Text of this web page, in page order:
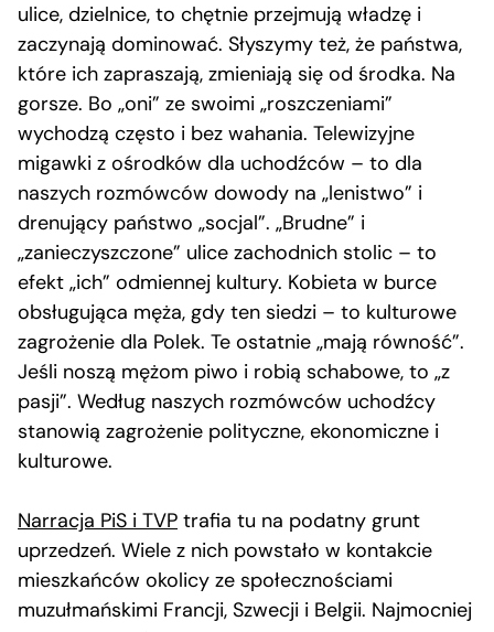
ulice, dzielnice, to chętnie przejmują władzę i
zaczynają dominować. Słyszymy też, że państwa,
które ich zapraszają, zmieniają się od środka. Na
gorsze. Bo „oni” ze swoimi „roszczeniami”
wychodzą często i bez wahania. Telewizyjne
migawki z ośrodków dla uchodźców – to dla
naszych rozmówców dowody na „lenistwo” i
drenujący państwo „socjal”. „Brudne” i
„zanieczyszczone” ulice zachodnich stolic – to
efekt „ich” odmiennej kultury. Kobieta w burce
obsługująca męża, gdy ten siedzi – to kulturowe
zagrożenie dla Polek. Te ostatnie „mają równość”.
Jeśli noszą mężom piwo i robią schabowe, to „z
pasji”. Według naszych rozmówców uchodźcy
stanowią zagrożenie polityczne, ekonomiczne i
kulturowe.
Narracja PiS i TVP trafia tu na podatny grunt
uprzedzeń. Wiele z nich powstało w kontakcie
mieszkańców okolicy ze społecznościami
muzułmańskimi Francji, Szwecji i Belgii. Najmocniej